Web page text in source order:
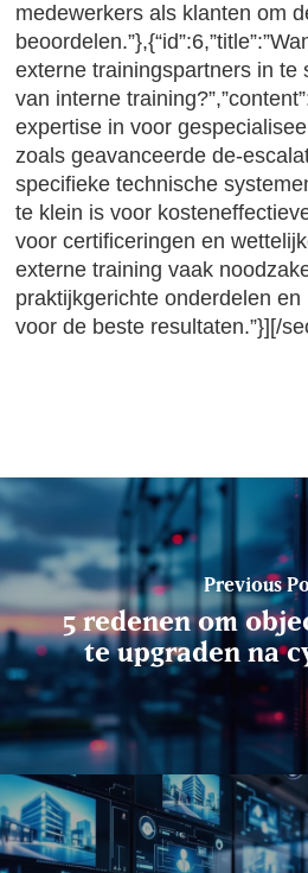
medewerkers als klanten om
externe trainingspartners in te
van interne
expertise in voor
zoals geavanceerde de-
specifieke technische
te klein is voor
voor certificeringen en
externe training vaak
praktijkgerichte onderdelen
voor de beste resultaten.”}][/
Previous
5 redenen om
te upgraden na